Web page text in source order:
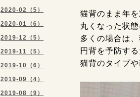
2020-02（5）
2020-01（6）
2019-12（5）
2019-11（5）
2019-10（6）
2019-09（4）
2019-08（9）
猫背のまま年
丸くなった状
多くの場合は
円背を予防す
猫背のタイプや